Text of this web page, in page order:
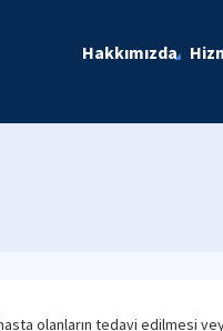
Hakkımızda
olanların tedavi edilmesi